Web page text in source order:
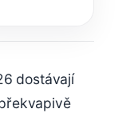
dostávají